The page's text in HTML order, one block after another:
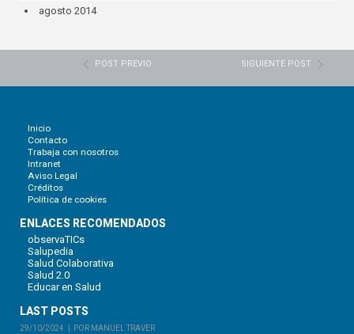
agosto 2014
POST PREVIO SIGUIENTE POST
Inicio
Contacto
Trabaja con nosotros
Intranet
Aviso Legal
Créditos
Política de cookies
ENLACES RECOMENDADOS
observaTICs
Salupedia
Salud Colaborativa
Salud 2.0
Educar en Salud
LAST POSTS
29/10/2024 POR MANUEL TRAVER